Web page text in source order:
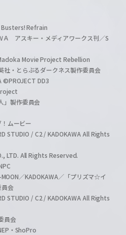
Refrain
アスキー・メディアワークス刊／S
Movie Project Rebellion
・とらぶるダークネス製作委員会
©PROJECT DD3
」製作委員会
ムービー
STUDIO / C2 / KADOKAWA All Rights
LTD. All Rights Reserved.
／KADOKAWA／「プリズマ☆イ
員会
STUDIO / C2 / KADOKAWA All Rights
員会
・ShoPro